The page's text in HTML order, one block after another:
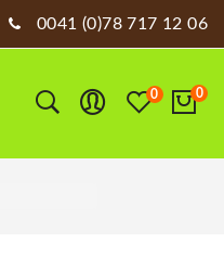
0041 (0)78 717 12 06
0 0